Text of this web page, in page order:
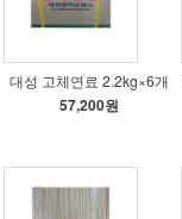
대성 고체연료 2.2kg×6개
57,200원